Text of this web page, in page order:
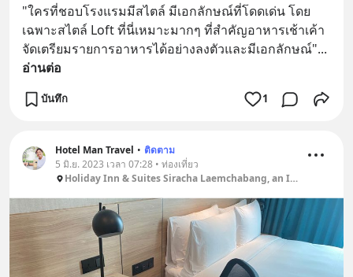
"ใครที่ชอบโรงแรมมีสไตล์ มีเอกลักษณ์ที่โดดเด่น โดย
เฉพาะสไตล์ Loft ที่นี่เหมาะมากๆ ที่สำคัญอาหารเช้าเค้า
จัดเตรียมรายการอาหารได้อย่างลงตัวและมีเอกลักษณ์"
อ่านต่อ
บันทึก 1
Hotel Man Travel • ติดตาม
5 มิ.ย. 2023 เวลา 07:28 • ท่องเที่ยว
Holiday Inn & Suites Siracha Laemchabang, an IHG Hotel